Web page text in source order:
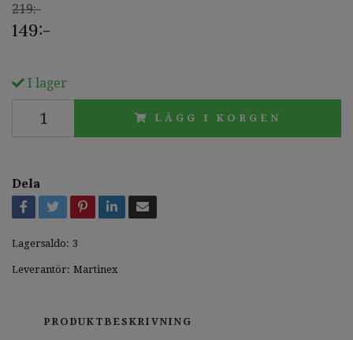
219:-
149:-
I lager
LÄGG I KORGEN
Dela
Lagersaldo: 3
Leverantör: Martinex
PRODUKTBESKRIVNING